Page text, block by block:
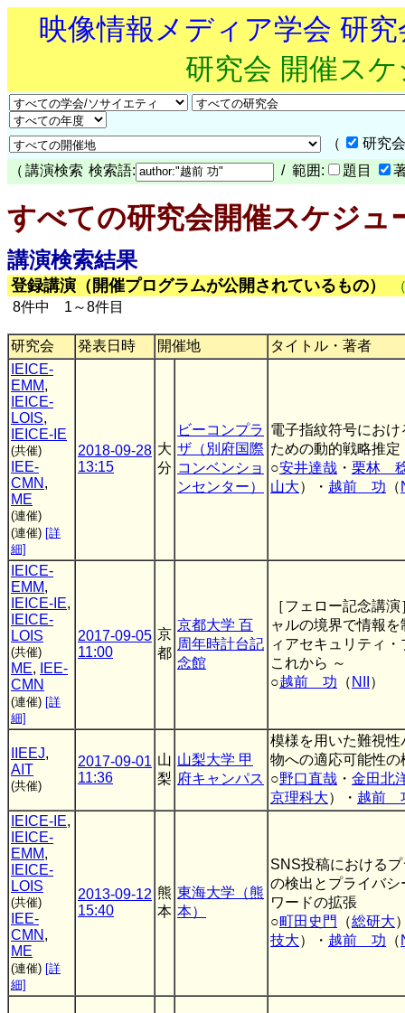
映像情報メディア学会 研
研究会 開催ス
（
研究
（ 講演検索 検索語: / 範囲: 題目
すべての研究会開催スケジュ
講演検索結果
登録講演（開催プログラムが公開されているもの）
8件中 1～8件目
研究会 発表日時 開催地
タイトル・著者
IEICE-
EMM,
IEICE-
LOIS,
IEICE-IE
(共催)
IEE-
CMN ,
ME
(連催)
(連催) [詳
細]
2018-09-28
13:15
大
分
ビーコンプラ
ザ（別府国際
コンベンショ
ンセンター）
電子指紋符号にお
ための動的戦略推定
○安井達哉 ・ 栗林
山大）・ 越前 功 （
IEICE-
EMM,
IEICE-IE,
IEICE-
LOIS
(共催)
ME,
IEE-
CMN
(連催) [詳
細]
2017-09-05
11:00
京
都
京都大学 百
周年時計台記
念館
［フェロー記念講
ャルの境界で情報
ィアセキュリティ
これから ～
○越前 功 （ NII ）
IIEEJ,
AIT
(共催)
2017-09-01
11:36
山
梨
山梨大学 甲
府キャンパス
模様を用いた難視
物への適応可能性の
○野口直哉 ・ 金田北
京理科大）・ 越前
IEICE-IE,
IEICE-
EMM,
IEICE-
LOIS
(共催)
IEE-
CMN ,
ME
(連催) [詳
細]
2013-09-12
15:40
熊
本
東海大学（熊
本）
SNS投稿における
の検出とプライバ
ワードの拡張
○町田史門 （総研大
技大）・ 越前 功 （